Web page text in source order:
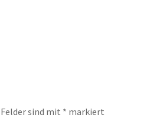
sind mit * markiert